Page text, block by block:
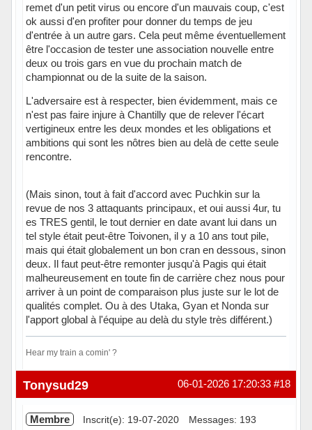
remet d'un petit virus ou encore d'un mauvais coup, c'est
ok aussi d'en profiter pour donner du temps de jeu
d'entrée à un autre gars. Cela peut même éventuellement
être l'occasion de tester une association nouvelle entre
deux ou trois gars en vue du prochain match de
championnat ou de la suite de la saison.
L'adversaire est à respecter, bien évidemment, mais ce
n'est pas faire injure à Chantilly que de relever l'écart
vertigineux entre les deux mondes et les obligations et
ambitions qui sont les nôtres bien au delà de cette seule
rencontre.
(Mais sinon, tout à fait d'accord avec Puchkin sur la
revue de nos 3 attaquants principaux, et oui aussi 4ur, tu
es TRES gentil, le tout dernier en date avant lui dans un
tel style était peut-être Toivonen, il y a 10 ans tout pile,
mais qui était globalement un bon cran en dessous, sinon
deux. Il faut peut-être remonter jusqu'à Pagis qui était
malheureusement en toute fin de carrière chez nous pour
arriver à un point de comparaison plus juste sur le lot de
qualités complet. Ou à des Utaka, Gyan et Nonda sur
l'apport global à l'équipe au delà du style très différent.)
Hear my train a comin' ?
Hors ligne #18
06-01-2026 17:20:33
Tonysud29
Membre Inscrit(e): 19-07-2020 Messages: 193